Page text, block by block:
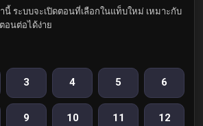
นี้ ระบบจะเปิดตอนที่เลือกในแท็บใหม่ เหมาะกับ
อนต่อได้ง่าย
3 4 5 6
9 10 11 12